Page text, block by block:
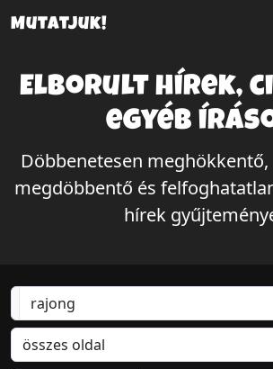
Mutatjuk!
Elborult hírek,
egyéb
Döbbenetesen
megdöbbentő és
hírek